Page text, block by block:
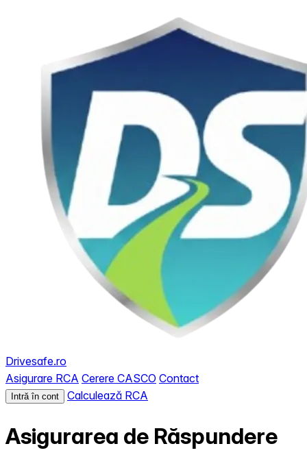
Drivesafe.ro
Asigurare RCA Cerere CASCO Contact
Intră în cont Calculează RCA
Asigurarea de Răspundere